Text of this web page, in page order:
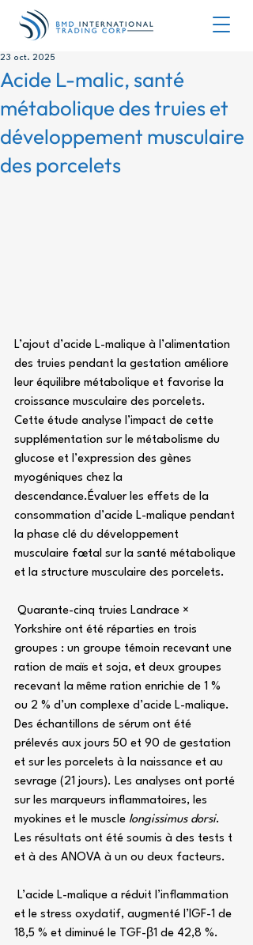
Acide L-malic, santé
métabolique des truies et
développement musculaire
des porcelets
23 oct. 2025
L’ajout d’acide L-malique à l’alimentation
des truies pendant la gestation améliore
leur équilibre métabolique et favorise la
croissance musculaire des porcelets.
Cette étude analyse l’impact de cette
supplémentation sur le métabolisme du
glucose et l’expression des gènes
myogéniques chez la
descendance.Évaluer les effets de la
consommation d’acide L-malique pendant
la phase clé du développement
musculaire fœtal sur la santé métabolique
et la structure musculaire des porcelets.
Quarante-cinq truies Landrace ×
Yorkshire ont été réparties en trois
groupes : un groupe témoin recevant une
ration de maïs et soja, et deux groupes
recevant la même ration enrichie de 1 %
ou 2 % d’un complexe d’acide L-malique.
Des échantillons de sérum ont été
prélevés aux jours 50 et 90 de gestation
et sur les porcelets à la naissance et au
sevrage (21 jours). Les analyses ont porté
sur les marqueurs inflammatoires, les
myokines et le muscle longissimus dorsi.
Les résultats ont été soumis à des tests t
et à des ANOVA à un ou deux facteurs.
L’acide L-malique a réduit l’inflammation
et le stress oxydatif, augmenté l’IGF-1 de
18,5 % et diminué le TGF-β1 de 42,8 %.